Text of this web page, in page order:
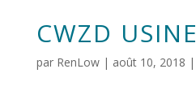
CWZD USINE
par RenLow| août 10, 2018 |